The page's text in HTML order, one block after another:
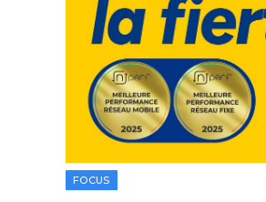
FOCUS